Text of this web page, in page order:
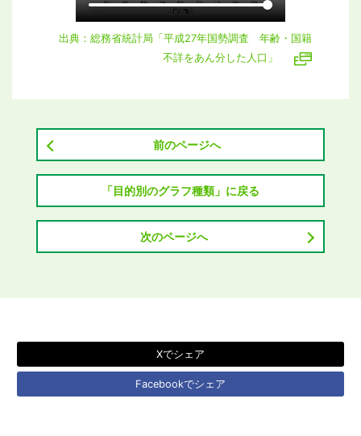
出典：総務省統計局「平成27年国勢調査 年齢・国籍
不詳をあん分した人口」
前のページへ
「目的別のグラフ種類」に戻る
次のページへ
Xでシェア
Facebookでシェア